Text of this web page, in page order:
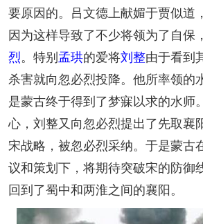
要原因的。吕文德上献媚于贾似道
因为这样导致了不少将领为了自保
烈。特别 孟珙的爱将刘整由于看到
杀害就向忽必烈投降。他所率领的
是蒙古终于得到了梦寐以求的水师
心，刘整又向忽必烈提出了先取襄
宋战略，被忽必烈采纳。于是蒙古
议和策划下，将期待突破宋的防御
回到了蜀中和两淮之间的襄阳。